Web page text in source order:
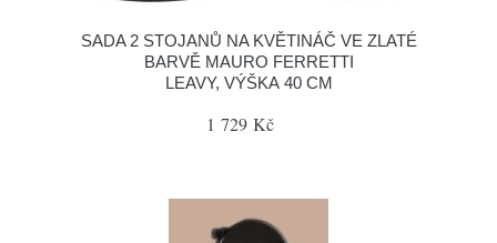
SADA 2 STOJANŮ NA KVĚTINÁČ VE ZLATÉ
BARVĚ MAURO FERRETTI
LEAVY, VÝŠKA 40 CM
1 729 Kč